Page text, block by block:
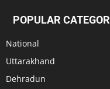
POPULAR
National
Uttarakhand
Dehradun